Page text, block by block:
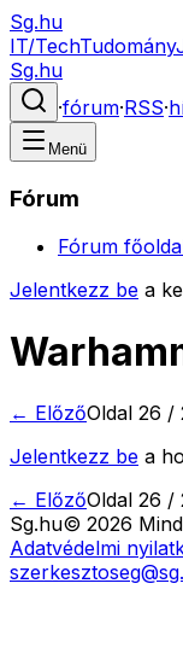
Sg.hu
IT/TechTudomány
Sg.hu
·fórum·RSS·
Menü
Fórum
Fórum
Jelentkezz be a
← ElőzőOldal 26 /
Jelentkezz be a
← ElőzőOldal 26 /
Sg.hu© 2026
Adatvédelmi